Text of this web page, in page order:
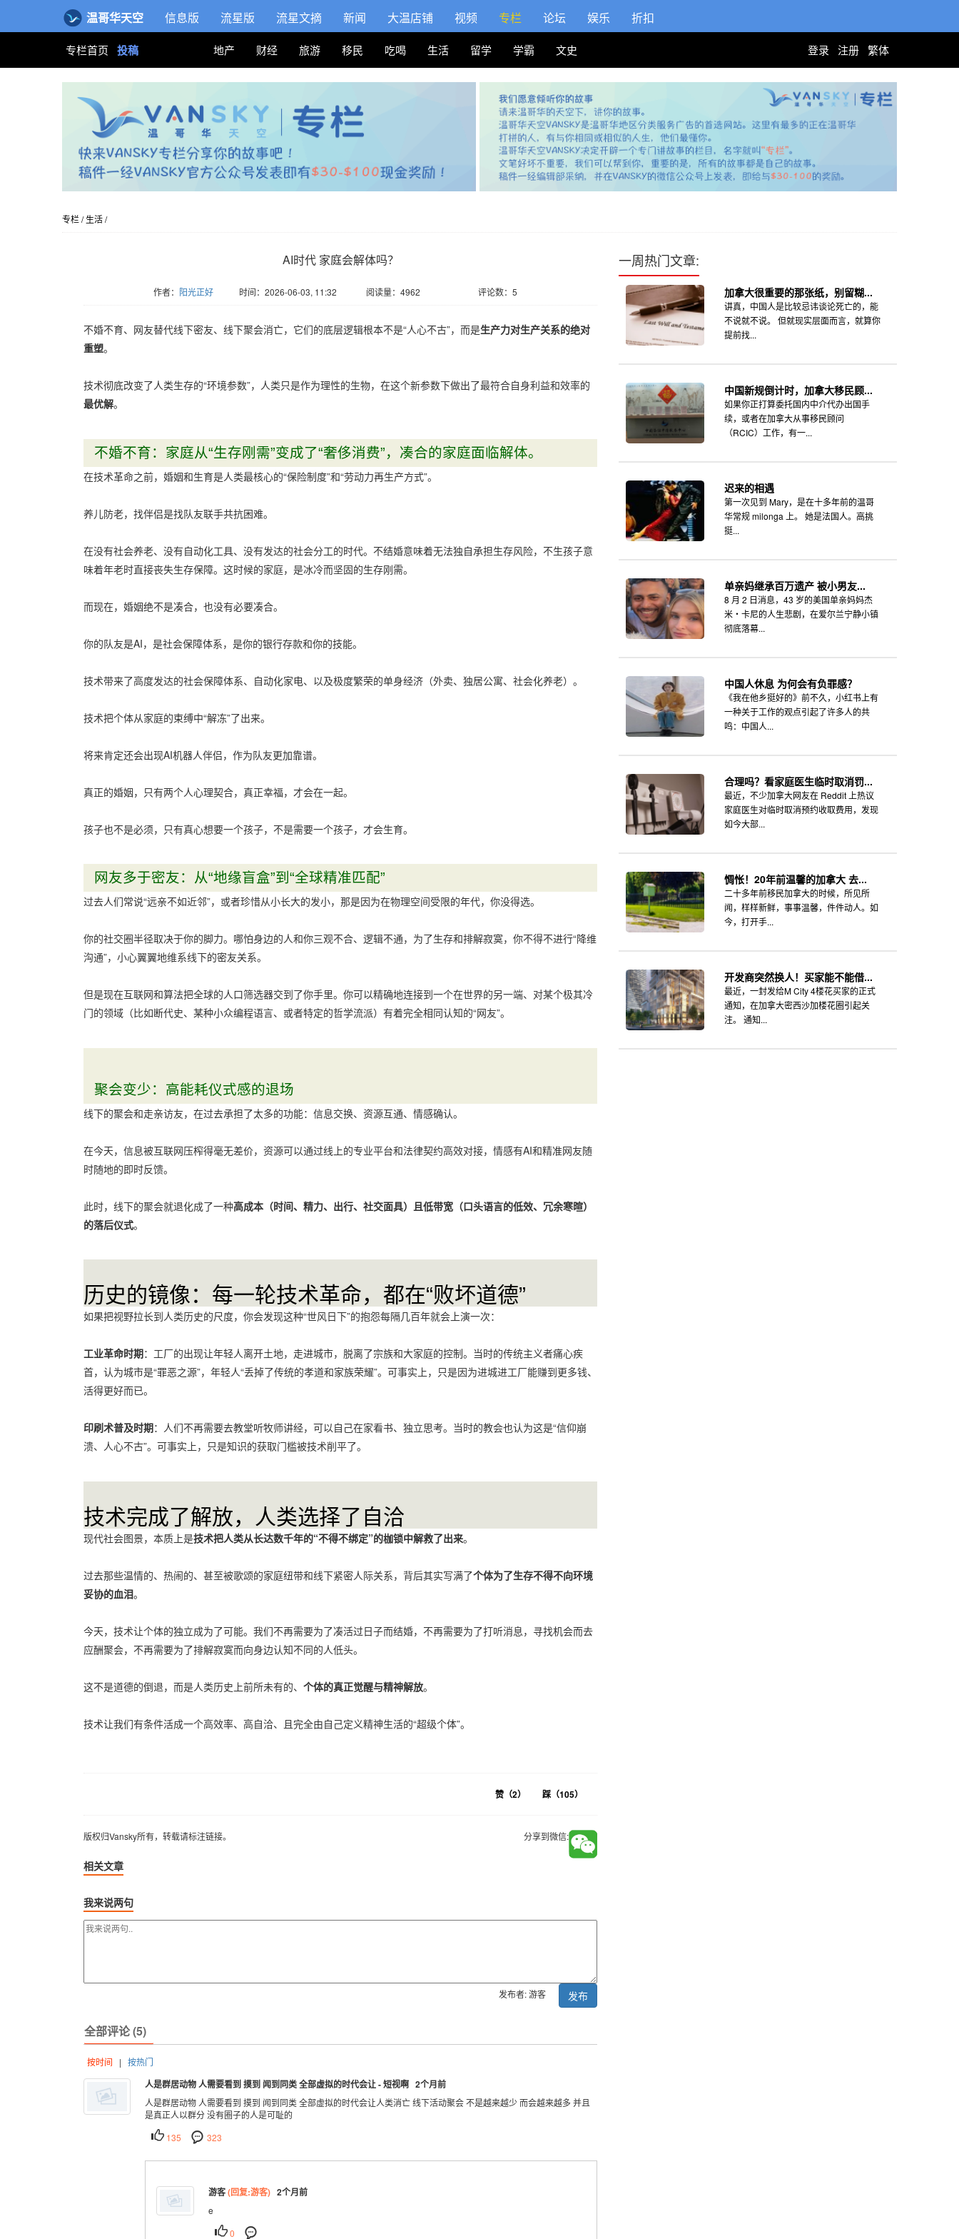
温哥华天空 信息版 流星版 流星文摘 新闻 大温店铺 视频 专栏 论坛 娱乐 折扣
专栏首页 投稿 地产 财经 旅游 移民 吃喝 生活 留学 学霸 文史 登录 注册 繁体
专栏 / 生活/
AI时代 家庭会解体吗？
作者： 阳光正好 时间：2026-06-03, 11:32 阅读量：4962 评论数：5
不婚不育、网友替代线下密友、线下聚会消亡，它们的底层逻辑根本不是“人心不古”，而是生产力对生产关系的绝对
重塑。
技术彻底改变了人类生存的“环境参数”，人类只是作为理性的生物，在这个新参数下做出了最符合自身利益和效率的
最优解。
不婚不育：家庭从“生存刚需”变成了“奢侈消费”，凑合的家庭面临解体。
在技术革命之前，婚姻和生育是人类最核心的“保险制度”和“劳动力再生产方式”。
养儿防老，找伴侣是找队友联手共抗困难。
在没有社会养老、没有自动化工具、没有发达的社会分工的时代。不结婚意味着无法独自承担生存风险，不生孩子意
味着年老时直接丧失生存保障。这时候的家庭，是冰冷而坚固的生存刚需。
而现在，婚姻绝不是凑合，也没有必要凑合。
你的队友是AI，是社会保障体系，是你的银行存款和你的技能。
技术带来了高度发达的社会保障体系、自动化家电、以及极度繁荣的单身经济（外卖、独居公寓、社会化养老）。
技术把个体从家庭的束缚中“解冻”了出来。
将来肯定还会出现AI机器人伴侣，作为队友更加靠谱。
真正的婚姻，只有两个人心理契合，真正幸福，才会在一起。
孩子也不是必须，只有真心想要一个孩子，不是需要一个孩子，才会生育。
网友多于密友：从“地缘盲盒”到“全球精准匹配”
过去人们常说“远亲不如近邻”，或者珍惜从小长大的发小，那是因为在物理空间受限的年代，你没得选。
你的社交圈半径取决于你的脚力。哪怕身边的人和你三观不合、逻辑不通，为了生存和排解寂寞，你不得不进行“降维
沟通”，小心翼翼地维系线下的密友关系。
但是现在互联网和算法把全球的人口筛选器交到了你手里。你可以精确地连接到一个在世界的另一端、对某个极其冷
门的领域（比如断代史、某种小众编程语言、或者特定的哲学流派）有着完全相同认知的“网友”。
聚会变少：高能耗仪式感的退场
线下的聚会和走亲访友，在过去承担了太多的功能：信息交换、资源互通、情感确认。
在今天，信息被互联网压榨得毫无差价，资源可以通过线上的专业平台和法律契约高效对接，情感有AI和精准网友随
时随地的即时反馈。
此时，线下的聚会就退化成了一种高成本（时间、精力、出行、社交面具）且低带宽（口头语言的低效、冗余寒暄）
的落后仪式。
历史的镜像：每一轮技术革命，都在“败坏道德”
如果把视野拉长到人类历史的尺度，你会发现这种“世风日下”的抱怨每隔几百年就会上演一次：
工业革命时期：工厂的出现让年轻人离开土地，走进城市，脱离了宗族和大家庭的控制。当时的传统主义者痛心疾
首，认为城市是“罪恶之源”，年轻人“丢掉了传统的孝道和家族荣耀”。可事实上，只是因为进城进工厂能赚到更多钱、
活得更好而已。
印刷术普及时期：人们不再需要去教堂听牧师讲经，可以自己在家看书、独立思考。当时的教会也认为这是“信仰崩
溃、人心不古”。可事实上，只是知识的获取门槛被技术削平了。
技术完成了解放，人类选择了自洽
现代社会图景，本质上是技术把人类从长达数千年的“不得不绑定”的枷锁中解救了出来。
过去那些温情的、热闹的、甚至被歌颂的家庭纽带和线下紧密人际关系，背后其实写满了个体为了生存不得不向环境
妥协的血泪。
今天，技术让个体的独立成为了可能。我们不再需要为了凑活过日子而结婚，不再需要为了打听消息，寻找机会而去
应酬聚会，不再需要为了排解寂寞而向身边认知不同的人低头。
这不是道德的倒退，而是人类历史上前所未有的、 个体的真正觉醒与精神解放。
技术让我们有条件活成一个高效率、高自洽、且完全由自己定义精神生活的“超级个体”。
赞（2） 踩（105）
版权归Vansky所有，转载请标注链接。 分享到微信:
相关文章
我来说两句
发布者: 游客 发布
全部评论 (5)
按时间 | 按热门
人是群居动物 人需要看到 摸到 闻到同类 全部虚拟的时代会让 - 短视啊 2个月前
人是群居动物 人需要看到 摸到 闻到同类 全部虚拟的时代会让人类消亡 线下活动聚会 不是越来越少 而会越来越多 并且
是真正人以群分 没有圈子的人是可耻的
135
323
游客(回复:游客)2个月前
e
0
一周热门文章:
加拿大很重要的那张纸，别留糊...
讲真，中国人是比较忌讳谈论死亡的，能
不说就不说。 但就现实层面而言，就算你
提前找...
中国新规倒计时，加拿大移民顾...
如果你正打算委托国内中介代办出国手
续，或者在加拿大从事移民顾问
（RCIC）工作，有一...
迟来的相遇
第一次见到 Mary，是在十多年前的温哥
华常规 milonga 上。 她是法国人。高挑
挺...
单亲妈继承百万遗产 被小男友...
8 月 2 日消息，43 岁的美国单亲妈妈杰
米・卡尼的人生悲剧，在爱尔兰宁静小镇
彻底落幕...
中国人休息 为何会有负罪感？
《我在他乡挺好的》前不久，小红书上有
一种关于工作的观点引起了许多人的共
鸣：中国人...
合理吗？看家庭医生临时取消罚...
最近，不少加拿大网友在 Reddit 上热议
家庭医生对临时取消预约收取费用，发现
如今大部...
惆怅！20年前温馨的加拿大 去...
二十多年前移民加拿大的时候，所见所
闻，样样新鲜，事事温馨，件件动人。如
今，打开手...
开发商突然换人！买家能不能借...
最近，一封发给M City 4楼花买家的正式
通知，在加拿大密西沙加楼花圈引起关
注。 通知...